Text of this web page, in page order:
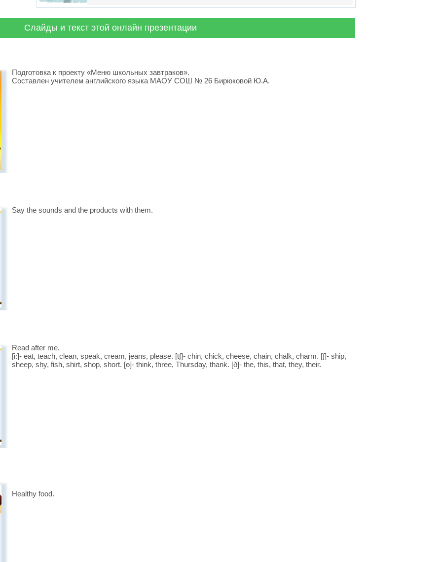
Слайды и текст этой онлайн презентации
Подготовка к проекту «Меню школьных завтраков».
Составлен учителем английского языка МАОУ СОШ № 26 Бирюковой Ю.А.
Say the sounds and the products with them.
Read after me.
[i:]- eat, teach, clean, speak, cream, jeans, please. [t∫]- chin, chick, cheese, chain, chalk, charm. [∫]- ship,
sheep, shy, fish, shirt, shop, short. [ɵ]- think, three, Thursday, thank. [ð]- the, this, that, they, their.
Healthy food.